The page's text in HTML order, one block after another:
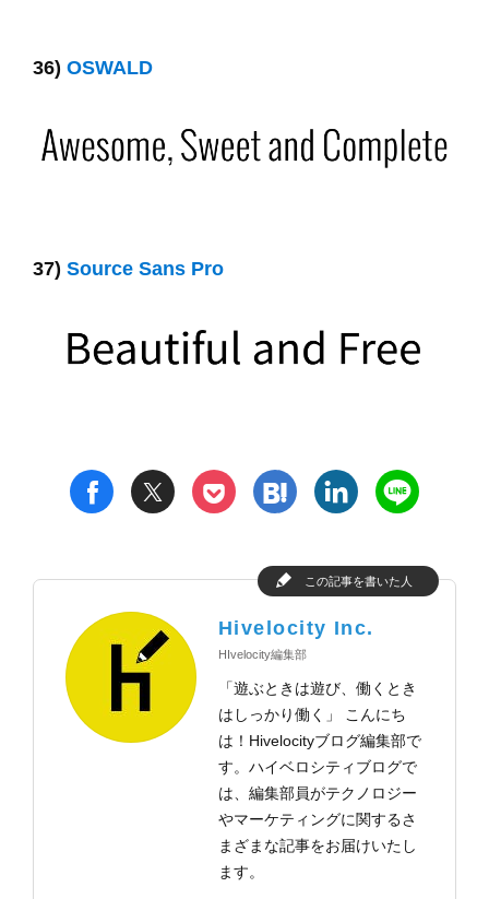
36) OSWALD
37) Source Sans Pro
f t p h l n
この記事を書いた人
Hivelocity Inc.
HIvelocity編集部
「遊ぶときは遊び、働くとき
はしっかり働く」 こんにち
は！Hivelocityブログ編集部で
す。ハイベロシティブログで
は、編集部員がテクノロジー
やマーケティングに関するさ
まざまな記事をお届けいたし
ます。